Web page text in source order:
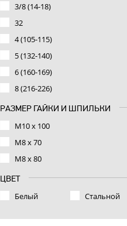
3/8 (14-18)
32
4 (105-115)
5 (132-140)
6 (160-169)
8 (216-226)
РАЗМЕР ГАЙКИ И ШПИЛЬКИ
М10 х 100
М8 x 70
М8 x 80
ЦВЕТ
Белый
Стальной